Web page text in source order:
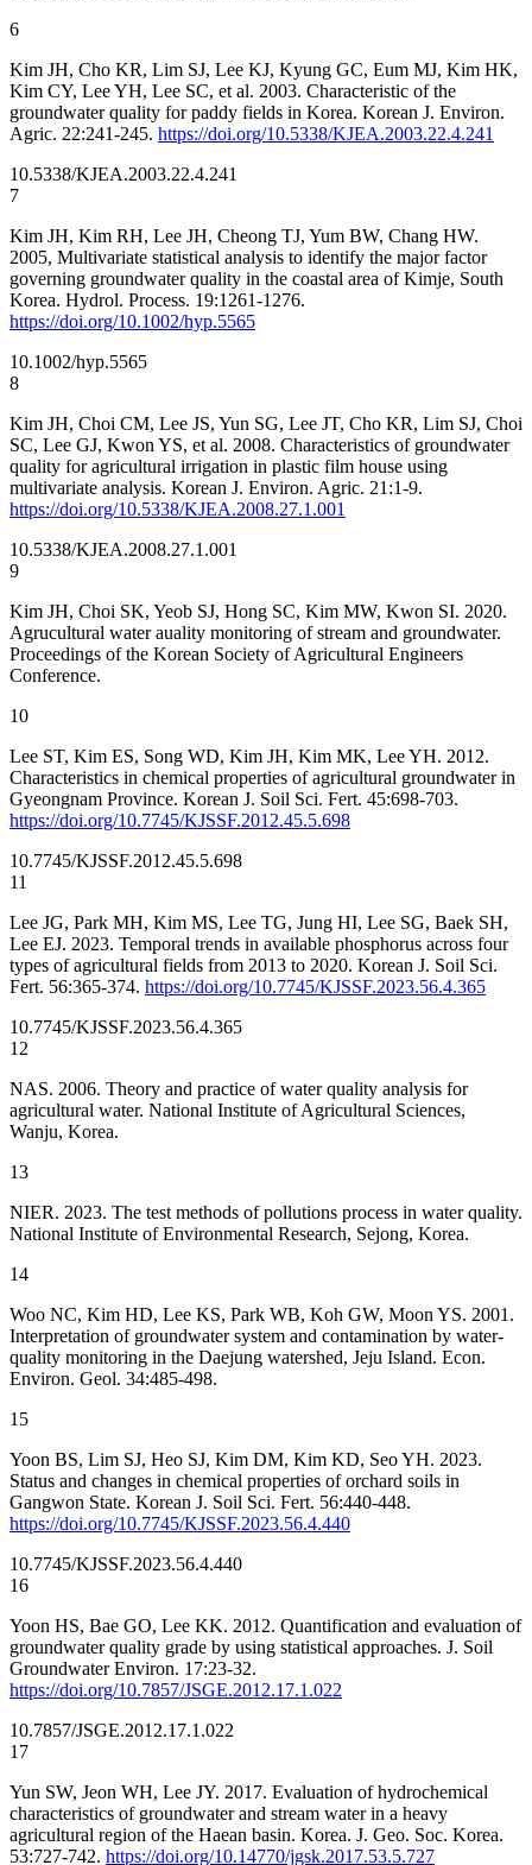
6
Kim JH, Cho KR, Lim SJ, Lee KJ, Kyung GC, Eum MJ, Kim HK,
Kim CY, Lee YH, Lee SC, et al. 2003. Characteristic of the
groundwater quality for paddy fields in Korea. Korean J. Environ.
Agric. 22:241-245. https://doi.org/10.5338/KJEA.2003.22.4.241
10.5338/KJEA.2003.22.4.241
7
Kim JH, Kim RH, Lee JH, Cheong TJ, Yum BW, Chang HW.
2005, Multivariate statistical analysis to identify the major factor
governing groundwater quality in the coastal area of Kimje, South
Korea. Hydrol. Process. 19:1261-1276.
https://doi.org/10.1002/hyp.5565
10.1002/hyp.5565
8
Kim JH, Choi CM, Lee JS, Yun SG, Lee JT, Cho KR, Lim SJ, Choi
SC, Lee GJ, Kwon YS, et al. 2008. Characteristics of groundwater
quality for agricultural irrigation in plastic film house using
multivariate analysis. Korean J. Environ. Agric. 21:1-9.
https://doi.org/10.5338/KJEA.2008.27.1.001
10.5338/KJEA.2008.27.1.001
9
Kim JH, Choi SK, Yeob SJ, Hong SC, Kim MW, Kwon SI. 2020.
Agrucultural water auality monitoring of stream and groundwater.
Proceedings of the Korean Society of Agricultural Engineers
Conference.
10
Lee ST, Kim ES, Song WD, Kim JH, Kim MK, Lee YH. 2012.
Characteristics in chemical properties of agricultural groundwater in
Gyeongnam Province. Korean J. Soil Sci. Fert. 45:698-703.
https://doi.org/10.7745/KJSSF.2012.45.5.698
10.7745/KJSSF.2012.45.5.698
11
Lee JG, Park MH, Kim MS, Lee TG, Jung HI, Lee SG, Baek SH,
Lee EJ. 2023. Temporal trends in available phosphorus across four
types of agricultural fields from 2013 to 2020. Korean J. Soil Sci.
Fert. 56:365-374. https://doi.org/10.7745/KJSSF.2023.56.4.365
10.7745/KJSSF.2023.56.4.365
12
NAS. 2006. Theory and practice of water quality analysis for
agricultural water. National Institute of Agricultural Sciences,
Wanju, Korea.
13
NIER. 2023. The test methods of pollutions process in water quality.
National Institute of Environmental Research, Sejong, Korea.
14
Woo NC, Kim HD, Lee KS, Park WB, Koh GW, Moon YS. 2001.
Interpretation of groundwater system and contamination by water-
quality monitoring in the Daejung watershed, Jeju Island. Econ.
Environ. Geol. 34:485-498.
15
Yoon BS, Lim SJ, Heo SJ, Kim DM, Kim KD, Seo YH. 2023.
Status and changes in chemical properties of orchard soils in
Gangwon State. Korean J. Soil Sci. Fert. 56:440-448.
https://doi.org/10.7745/KJSSF.2023.56.4.440
10.7745/KJSSF.2023.56.4.440
16
Yoon HS, Bae GO, Lee KK. 2012. Quantification and evaluation of
groundwater quality grade by using statistical approaches. J. Soil
Groundwater Environ. 17:23-32.
https://doi.org/10.7857/JSGE.2012.17.1.022
10.7857/JSGE.2012.17.1.022
17
Yun SW, Jeon WH, Lee JY. 2017. Evaluation of hydrochemical
characteristics of groundwater and stream water in a heavy
agricultural region of the Haean basin. Korea. J. Geo. Soc. Korea.
53:727-742. https://doi.org/10.14770/jgsk.2017.53.5.727